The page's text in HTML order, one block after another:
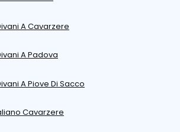
A Cavarzere
A Padova
A Piove Di Sacco
Cavarzere